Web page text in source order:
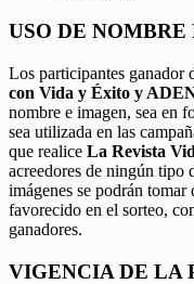
USO DE
Los participantes ganador
con Vida y Éxito y
nombre e imagen, sea en
sea utilizada en las
que realice La Revista
acreedores de ningún tipo
imágenes se podrán tomar
favorecido en el sorteo,
ganadores.
VIGENCIA DE LA